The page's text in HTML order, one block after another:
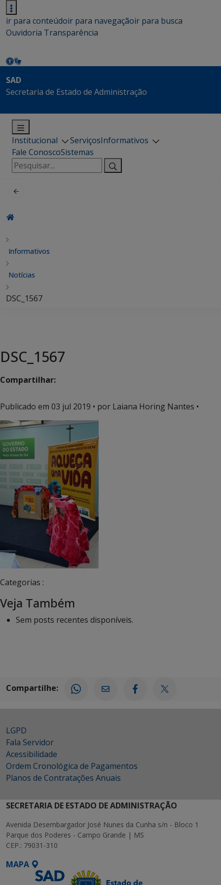
ir para conteúdoir para navegaçãoir para busca
Ouvidoria Transparência
SAD
Secretaria de Estado de Administração
Institucional ServiçosInformativos
Fale ConoscoSistemas
Pesquisar
por:
Informativos
Notícias
DSC_1567
DSC_1567
Compartilhar:
Publicado em 03 jul 2019 • por Laiana Horing Nantes •
Categorias :
Veja Também
Sem posts recentes disponíveis.
Compartilhe:
LGPD
Fala Servidor
Acessibilidade
Ordem Cronológica de Pagamentos
Planos de Contratações Anuais
SECRETARIA DE ESTADO DE ADMINISTRAÇÃO
Avenida Desembargador José Nunes da Cunha s/n - Bloco 1
Parque dos Poderes - Campo Grande | MS
CEP.: 79031-310
MAPA